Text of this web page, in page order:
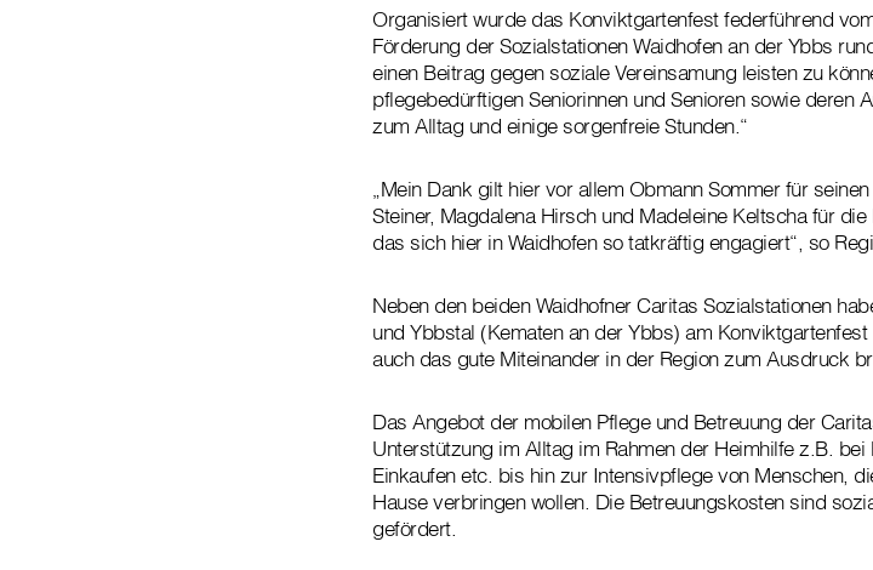
Organisiert wurde das Konviktgartenfest federführend
Förderung der Sozialstationen Waidhofen an der Ybbs
einen Beitrag gegen soziale Vereinsamung leisten zu
pflegebedürftigen Seniorinnen und Senioren sowie deren
zum Alltag und einige sorgenfreie Stunden.“
„Mein Dank gilt hier vor allem Obmann Sommer für
Steiner, Magdalena Hirsch und Madeleine Keltscha für
das sich hier in Waidhofen so tatkräftig engagiert“, so
Neben den beiden Waidhofner Caritas Sozialstationen
und Ybbstal (Kematen an der Ybbs) am
auch das gute Miteinander in der Region zum Ausdruck
Das Angebot der mobilen Pflege und Betreuung der
Unterstützung im Alltag im Rahmen der Heimhilfe z.B.
Einkaufen etc. bis hin zur Intensivpflege von Menschen,
Hause verbringen wollen. Die Betreuungskosten sind
gefördert.